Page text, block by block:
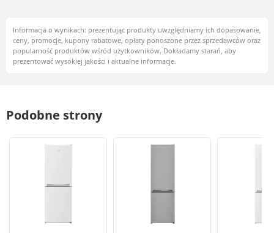
Informacja o wynikach: prezentując produkty uwzględniamy ich dopasowanie,
ceny, promocje, kupony rabatowe, opłaty ponoszone przez sprzedawców oraz
popularność produktów wśród użytkowników. Dokładamy starań, aby
prezentować wysokiej jakości i aktualne informacje.
Podobne strony